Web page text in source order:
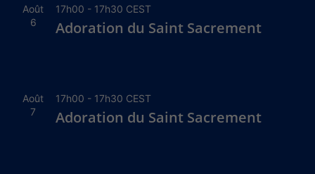
Août
6
17h00 - 17h30 CEST
Adoration du Saint Sacrement
Août
7
17h00 - 17h30 CEST
Adoration du Saint Sacrement